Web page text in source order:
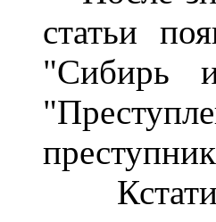
статьи
"Сибирь
Кстати,